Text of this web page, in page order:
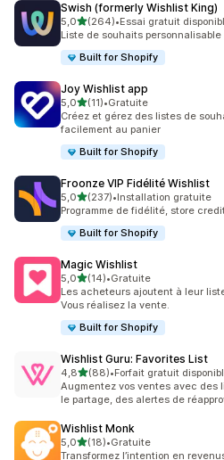
Swish (formerly Wishlist King)
5,0étoile(s) sur 5
(264)
264 avis au total
•Essai gratuit
Liste de souhaits
Built for Shopify
Joy Wishlist app
5,0étoile(s) sur 5
(11)
11 avis au total
•Gratuite
Créez et gérez des listes de
facilement au panier
Built for Shopify
Froonze VIP Fidélité Wishlist
5,0étoile(s) sur 5
(237)
237 avis au total
•Installation gratuite
Programme de fidélité, store
Built for Shopify
Magic Wishlist
5,0étoile(s) sur 5
(14)
14 avis au total
•Gratuite
Les acheteurs ajoutent à leur
Vous réalisez la vente.
Built for Shopify
Wishlist Guru: Favorites List
4,8étoile(s) sur 5
(88)
88 avis au total
•Forfait gratuit
Augmentez vos ventes avec des
le partage, des alertes de
Wishlist Monk
5,0étoile(s) sur 5
(18)
18 avis au total
•Gratuite
Transformez l’intention en